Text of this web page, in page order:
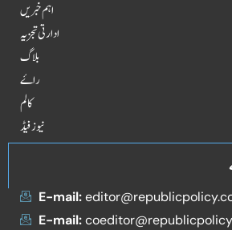
اہم خبریں
ادارتی تجزیہ
بلاگ
راۓ
کالم
نیوز فیڈ
E-mail:
E-mail: